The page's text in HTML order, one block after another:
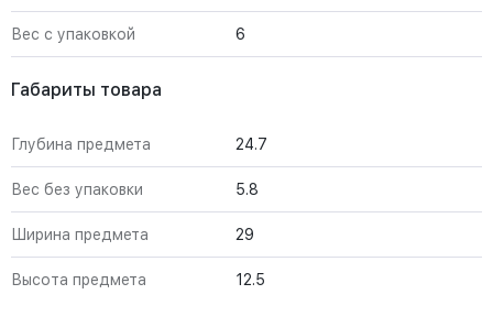
Вес с упаковкой 6
Габариты товара
Глубина предмета 24.7
Вес без упаковки 5.8
Ширина предмета 29
Высота предмета 12.5